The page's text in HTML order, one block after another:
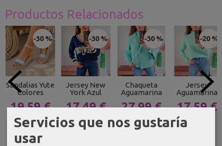
Productos Relacionados
-30 %
Sandalias Yute
Colores
19,59 €
27,99 €
-30 %
Jersey New
York Azul
17,49 €
24,99 €
-30 %
Chaqueta
Aguamarina
27,99 €
39,99 €
-20 %
Jersey
Aguamarina
17,59 €
21,99 €
Servicios que nos gustaría
usar